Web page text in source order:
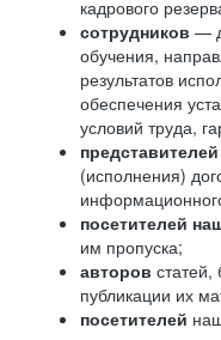
кадрового
сотрудников —
обучения,
результатов
обеспечения
условий труда,
(исполнения)
посетителей
им пропуска;
авторов
публикации их
посетителей